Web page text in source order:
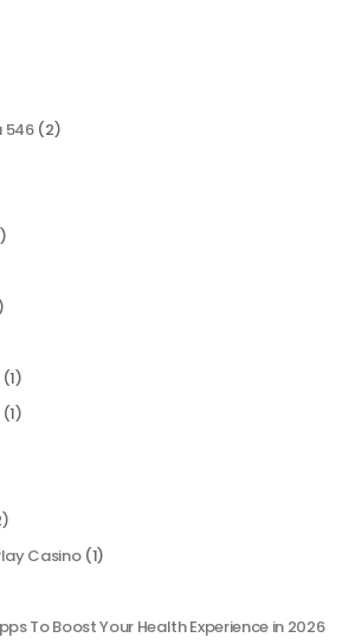
546(2)
Casino(1)
To Boost Your Health Experience in 2026